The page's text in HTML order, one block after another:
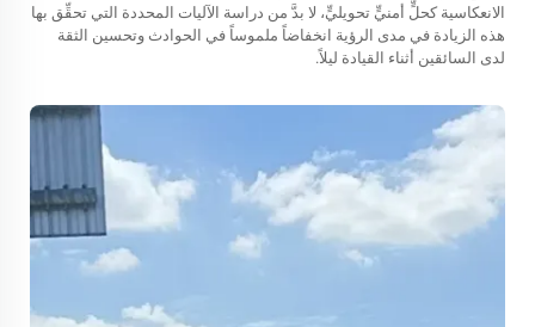
الانعكاسية كحلٍّ أمنيٍّ تحويليٍّ، لا بدَّ من دراسة الآليات المحددة التي تحقِّق بها
هذه الزيادة في مدى الرؤية انخفاضاً ملموساً في الحوادث وتحسين الثقة
لدى السائقين أثناء القيادة ليلاً.